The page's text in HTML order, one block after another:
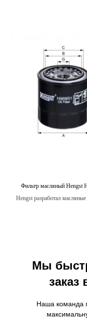
Фильтр масляный Hengst
Hengst разработал
Мы
заказ
Наша команда